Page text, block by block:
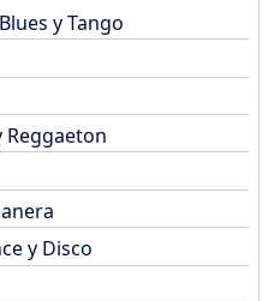
y Tango
Reggaeton
y Disco